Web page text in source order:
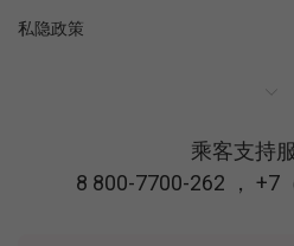
私隐政策
乘客支持
8 800-7700-262 ， +7